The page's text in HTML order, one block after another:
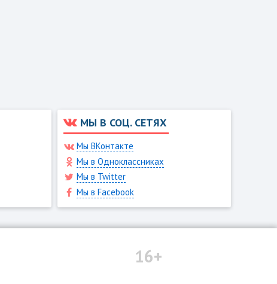
МЫ В СОЦ. СЕТЯХ
Мы ВКонтакте
Мы в Одноклассниках
Мы в Twitter
Мы в Facebook
16+